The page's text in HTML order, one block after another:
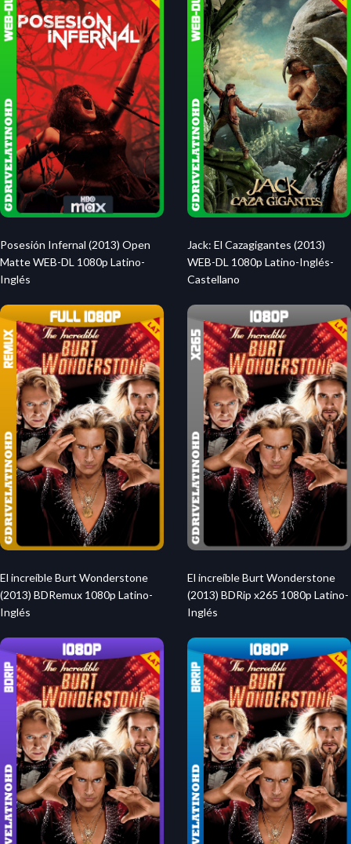
Posesión Infernal (2013) Open
Matte WEB-DL 1080p Latino-
Inglés
Jack: El Cazagigantes (2013)
WEB-DL 1080p Latino-Inglés-
Castellano
El increíble Burt Wonderstone
(2013) BDRemux 1080p Latino-
Inglés
El increíble Burt Wonderstone
(2013) BDRip x265 1080p Latino-
Inglés